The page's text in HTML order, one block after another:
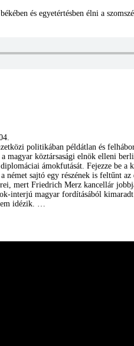
és egyetértésben élni a
politikában példátlan és
a magyar köztársasági elnök elleni
ámokfutását. Fejezze be
német sajtó egy részének is feltűnt
mert Friedrich Merz kancellár
interjú magyar fordításából
idézik. …